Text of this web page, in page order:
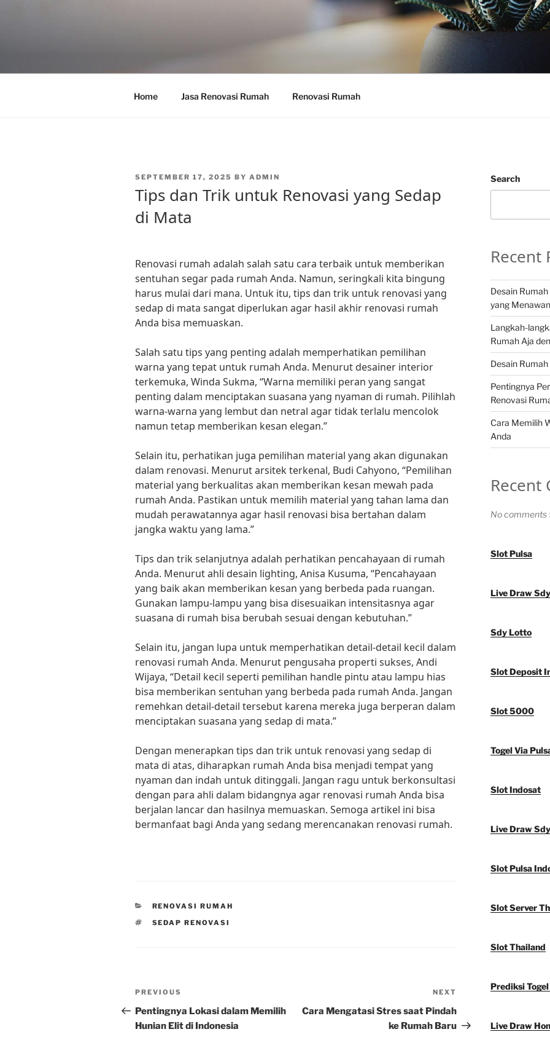
Home Jasa Renovasi Rumah Renovasi Rumah
POSTED
SEPTEMBER 17, 2025 BY ADMIN
Tips dan Trik untuk Renovasi yang Sedap
di Mata
Renovasi rumah adalah salah satu cara terbaik untuk memberikan
sentuhan segar pada rumah Anda. Namun, seringkali kita bingung
harus mulai dari mana. Untuk itu, tips dan trik untuk renovasi yang
sedap di mata sangat diperlukan agar hasil akhir renovasi rumah
Anda bisa memuaskan.
Salah satu tips yang penting adalah memperhatikan pemilihan
warna yang tepat untuk rumah Anda. Menurut desainer interior
terkemuka, Winda Sukma, “Warna memiliki peran yang sangat
penting dalam menciptakan suasana yang nyaman di rumah. Pilihlah
warna-warna yang lembut dan netral agar tidak terlalu mencolok
namun tetap memberikan kesan elegan.”
Selain itu, perhatikan juga pemilihan material yang akan digunakan
dalam renovasi. Menurut arsitek terkenal, Budi Cahyono, “Pemilihan
material yang berkualitas akan memberikan kesan mewah pada
rumah Anda. Pastikan untuk memilih material yang tahan lama dan
mudah perawatannya agar hasil renovasi bisa bertahan dalam
jangka waktu yang lama.”
Tips dan trik selanjutnya adalah perhatikan pencahayaan di rumah
Anda. Menurut ahli desain lighting, Anisa Kusuma, “Pencahayaan
yang baik akan memberikan kesan yang berbeda pada ruangan.
Gunakan lampu-lampu yang bisa disesuaikan intensitasnya agar
suasana di rumah bisa berubah sesuai dengan kebutuhan.”
Selain itu, jangan lupa untuk memperhatikan detail-detail kecil dalam
renovasi rumah Anda. Menurut pengusaha properti sukses, Andi
Wijaya, “Detail kecil seperti pemilihan handle pintu atau lampu hias
bisa memberikan sentuhan yang berbeda pada rumah Anda. Jangan
remehkan detail-detail tersebut karena mereka juga berperan dalam
menciptakan suasana yang sedap di mata.”
Dengan menerapkan tips dan trik untuk renovasi yang sedap di
mata di atas, diharapkan rumah Anda bisa menjadi tempat yang
nyaman dan indah untuk ditinggali. Jangan ragu untuk berkonsultasi
dengan para ahli dalam bidangnya agar renovasi rumah Anda bisa
berjalan lancar dan hasilnya memuaskan. Semoga artikel ini bisa
bermanfaat bagi Anda yang sedang merencanakan renovasi rumah.
CATEGORIES
RENOVASI RUMAH
TAGS
SEDAP RENOVASI
Post
navigation
Previous
Post
PREVIOUS
Pentingnya Lokasi dalam Memilih
Hunian Elit di Indonesia
Post
NEXT
Cara Mengatasi Stres saat Pindah
ke Rumah Baru
Search
Recent
Desain
yang Menawan
Langkah-
Rumah Aja
Desain
Pentingnya
Renovasi
Cara Memilih
Anda
Recent
No comments
Slot Pulsa
Live Draw Sdy
Sdy Lotto
Slot Deposit
Slot 5000
Togel Via
Slot Indosat
Live Draw Sdy
Slot Pulsa
Slot Server
Slot Thailand
Prediksi
Live Draw